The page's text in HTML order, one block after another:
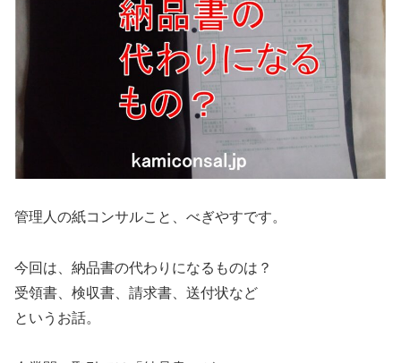
管理人の紙コンサルこと、べぎやすです。
今回は、納品書の代わりになるものは？
受領書、検収書、請求書、送付状など
というお話。